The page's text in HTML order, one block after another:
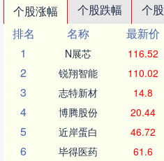
个股涨幅 个股跌幅 个
排名
名称 最新价
1
N展芯 116.52
2 锐翔智能 110.02
3 志特新材 14.8
4 博腾股份 20.44
5 近岸蛋白 46.72
6 毕得医药 61.6